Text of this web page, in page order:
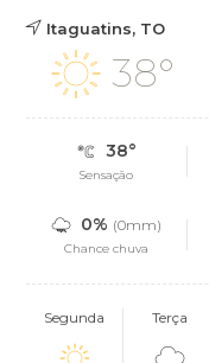
Itaguatins, TO
38°
38°
Sensação
0% (0mm)
Chance chuva
Segunda Terça